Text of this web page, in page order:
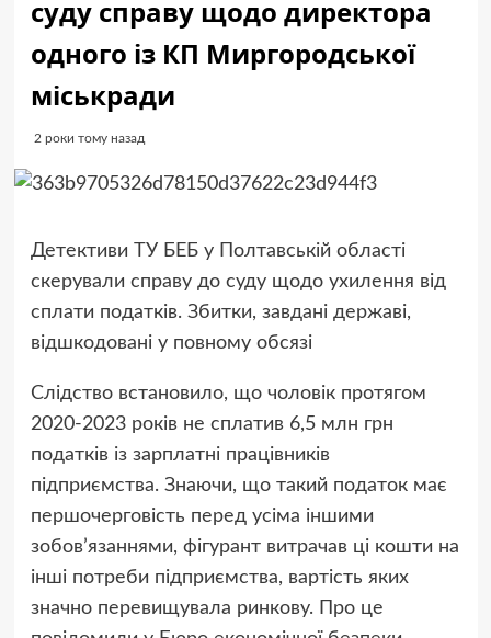
суду справу щодо директора
одного із КП Миргородської
міськради
2 роки тому назад
Детективи ТУ БЕБ у Полтавській області
скерували справу до суду щодо ухилення від
сплати податків. Збитки, завдані державі,
відшкодовані у повному обсязі
Слідство встановило, що чоловік протягом
2020-2023 років не сплатив 6,5 млн грн
податків із зарплатні працівників
підприємства. Знаючи, що такий податок має
першочерговість перед усіма іншими
зобов’язаннями, фігурант витрачав ці кошти на
інші потреби підприємства, вартість яких
значно перевищувала ринкову. Про це